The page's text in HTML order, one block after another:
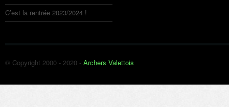
C’est la rentrée 2023/2024 !
© Copyright 2000 - 2020 - Archers Valettois